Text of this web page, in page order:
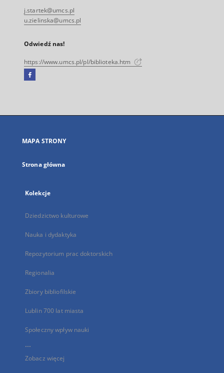
j.startek@umcs.pl
u.zielinska@umcs.pl
Odwiedź nas!
https://www.umcs.pl/pl/biblioteka.htm
Facebook
się
karcie
MAPA STRONY
Strona główna
Kolekcje
Dziedzictwo kulturowe
Nauka i dydaktyka
Repozytorium prac doktorskich
Regionalia
Zbiory bibliofilskie
Lublin 700 lat miasta
Społeczny wpływ nauki
...
Zobacz więcej